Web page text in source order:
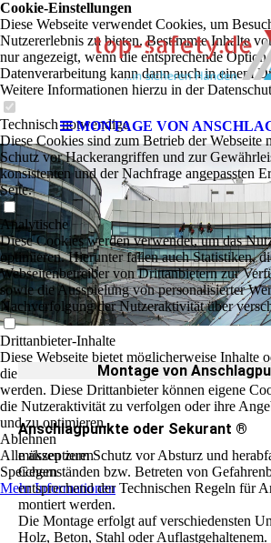
MONTAGE VON
Montage von
Anschlagpunkte oder Sekurant ®
müssen zum Schutz vor Absturz und
Gegenständen bzw. Betreten von
entsprechend der Technischen Regeln für
montiert werden.
Die Montage erfolgt auf verschiedensten
Holz, Beton, Stahl oder
Cookie-Einstellungen
Diese Webseite verwendet Cookies, um
Nutzererlebnis zu bieten. Bestimmte Inhalte
nur angezeigt, wenn die entsprechende
Datenverarbeitung kann dann auch in einem
Weitere Informationen hierzu in der
Technisch notwendige
Diese Cookies sind zum Betrieb der Webseite
Schutz vor Hackerangriffen und zur
konsistenten und der Nachfrage angepassten
Seite.
Analytische
Diese Cookies werden verwendet, um das
optimieren. Hierunter fallen auch Statistiken,
Webseitenbetreiber von Drittanbietern zur
sowie die Ausspielung von personalisierter
Nachverfolgung der Nutzeraktivität über
Drittanbieter-Inhalte
Diese Webseite bietet möglicherweise Inhalte
die von Drittanbietern eigenverantwortlich zur
werden. Diese Drittanbieter können eigene
die Nutzeraktivität zu verfolgen oder ihre
und zu optimieren.
Ablehnen
Alle akzeptieren
Speichern
Mehr Informationen